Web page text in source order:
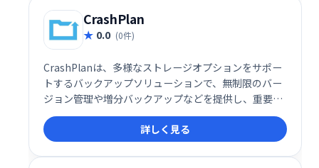
CrashPlan
0.0 (0件)
CrashPlanは、多様なストレージオプションをサポー
トするバックアップソリューションで、無制限のバー
ジョン管理や増分バックアップなどを提供し、重要な
データを安全に保護します。
詳しく見る